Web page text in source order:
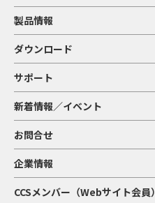
製品情報
ダウンロード
サポート
新着情報／イベント
お問合せ
企業情報
CCSメンバー（Webサイト会員）